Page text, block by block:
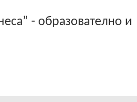
- образователно и